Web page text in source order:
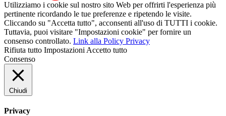
Utilizziamo i cookie sul nostro sito Web per offrirti l'esperienza più
pertinente ricordando le tue preferenze e ripetendo le visite.
Cliccando su "Accetta tutto", acconsenti all'uso di TUTTI i cookie.
Tuttavia, puoi visitare "Impostazioni cookie" per fornire un
consenso controllato. Link alla Policy Privacy
Rifiuta tutto Impostazioni Accetto tutto
Consenso
Chiudi
Privacy